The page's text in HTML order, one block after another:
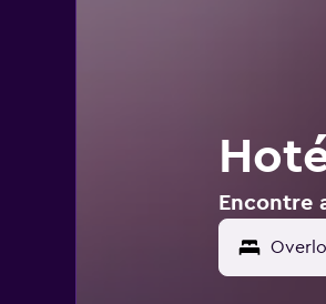
Encontre